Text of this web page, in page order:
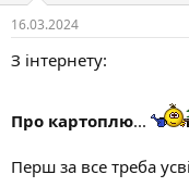
16.03.2024
З інтернету:
Про картоплю...
Перш за все треба